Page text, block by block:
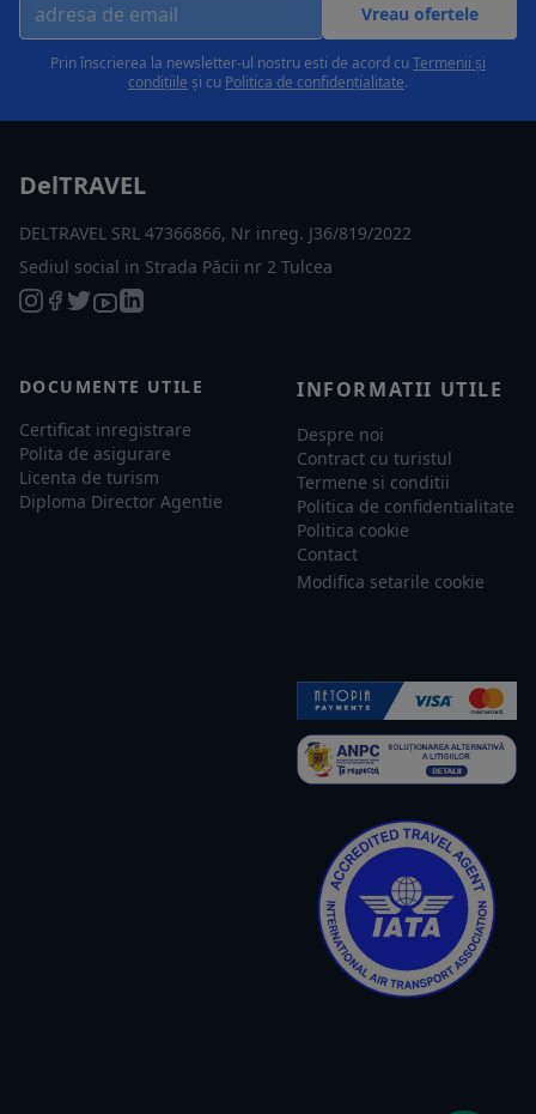
Vreau ofertele
Prin înscrierea la newsletter-ul nostru esti de acord cuTermenii și
condițiile și cu Politica de confidențialitate.
DelTRAVEL
DELTRAVEL SRL 47366866, Nr inreg. J36/819/2022
Sediul social in Strada Păcii nr 2 Tulcea
DOCUMENTE UTILE
Certificat inregistrare
Polita de asigurare
Licenta de turism
Diploma Director Agentie
INFORMATII UTILE
Despre noi
Contract cu turistul
Termene si conditii
Politica de confidentialitate
Politica cookie
Contact
Modifica setarile cookie